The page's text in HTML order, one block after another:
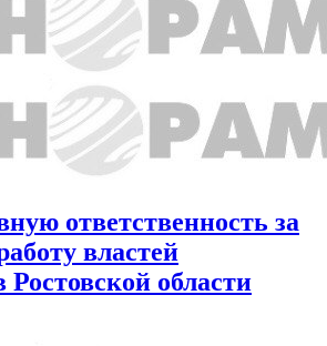
ответственность за
властей
области